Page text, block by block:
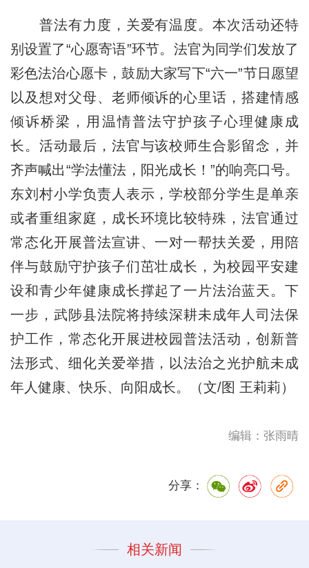
普法有力度，关爱有温度。本次活动还特
别设置了“心愿寄语”环节。法官为同学们发放了
彩色法治心愿卡，鼓励大家写下“六一”节日愿望
以及想对父母、老师倾诉的心里话，搭建情感
倾诉桥梁，用温情普法守护孩子心理健康成
长。活动最后，法官与该校师生合影留念，并
齐声喊出“学法懂法，阳光成长！”的响亮口号。
东刘村小学负责人表示，学校部分学生是单亲
或者重组家庭，成长环境比较特殊，法官通过
常态化开展普法宣讲、一对一帮扶关爱，用陪
伴与鼓励守护孩子们茁壮成长，为校园平安建
设和青少年健康成长撑起了一片法治蓝天。下
一步，武陟县法院将持续深耕未成年人司法保
护工作，常态化开展进校园普法活动，创新普
法形式、细化关爱举措，以法治之光护航未成
年人健康、快乐、向阳成长。（文/图 王莉莉）
编辑：张雨晴
分享：
相关新闻